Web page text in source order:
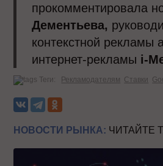
прокомментировала
Дементьева,
контекстной рекламы
интернет-рекламы i-
Теги: Рекламодателям Ставки
НОВОСТИ РЫНКА: ЧИТАЙТЕ